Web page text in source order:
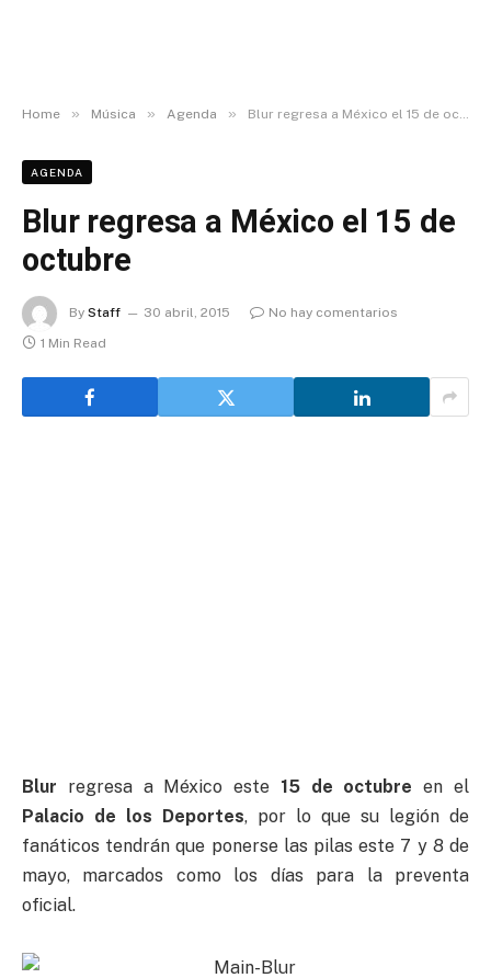
Home » Música » Agenda » Blur regresa a México el 15 de octubre
AGENDA
Blur regresa a México el 15 de
octubre
By Staff 30 abril, 2015
No hay comentarios
1 Min Read
Blur regresa a México este 15 de octubre en el
Palacio de los Deportes, por lo que su legión de
fanáticos tendrán que ponerse las pilas este 7 y 8 de
mayo, marcados como los días para la preventa
oficial.